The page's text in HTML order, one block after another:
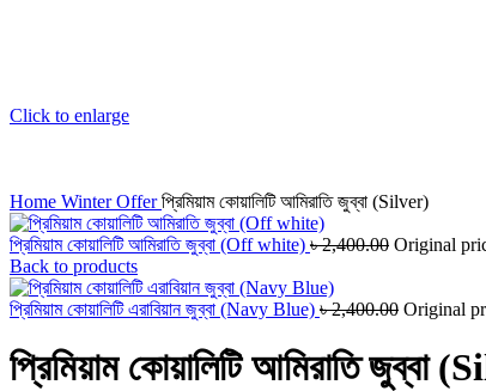
Click to enlarge
Home Winter Offerপ্রিমিয়াম কোয়ালিটি আমিরাতি জুব্বা (Silver)
প্রিমিয়াম কোয়ালিটি আমিরাতি জুব্বা (Off white) ৳2,400.00 Original
Back to products
প্রিমিয়াম কোয়ালিটি এরাবিয়ান জুব্বা (Navy Blue) ৳2,400.00 Original
প্রিমিয়াম কোয়ালিটি আমিরাতি জুব্বা